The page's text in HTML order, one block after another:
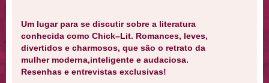
Um lugar para se discutir sobre a literatura
conhecida como Chick–Lit. Romances, leves,
divertidos e charmosos, que são o retrato da
mulher moderna,inteligente e audaciosa.
Resenhas e entrevistas exclusivas!